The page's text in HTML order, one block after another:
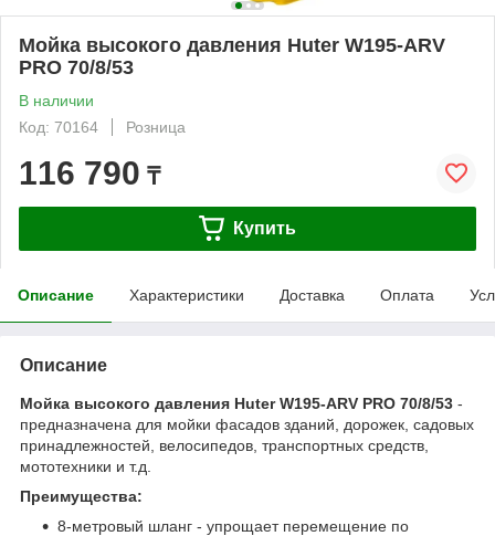
Мойка высокого давления Huter W195-ARV
PRO 70/8/53
В наличии
Код: 70164
Розница
116 790 ₸
Купить
Описание Характеристики Доставка Оплата
Описание
Мойка высокого давления Huter W195-ARV PRO 70/8/53 -
предназначена для мойки фасадов зданий, дорожек, садовых
принадлежностей, велосипедов, транспортных средств,
мототехники и т.д.
Преимущества:
8-метровый шланг - упрощает перемещение по